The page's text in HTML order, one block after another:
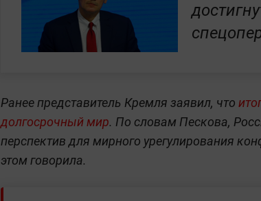
Ранее представитель Кремля заявил, что
долгосрочный мир. По словам Пескова,
перспектив для мирного урегулирования
этом говорила.